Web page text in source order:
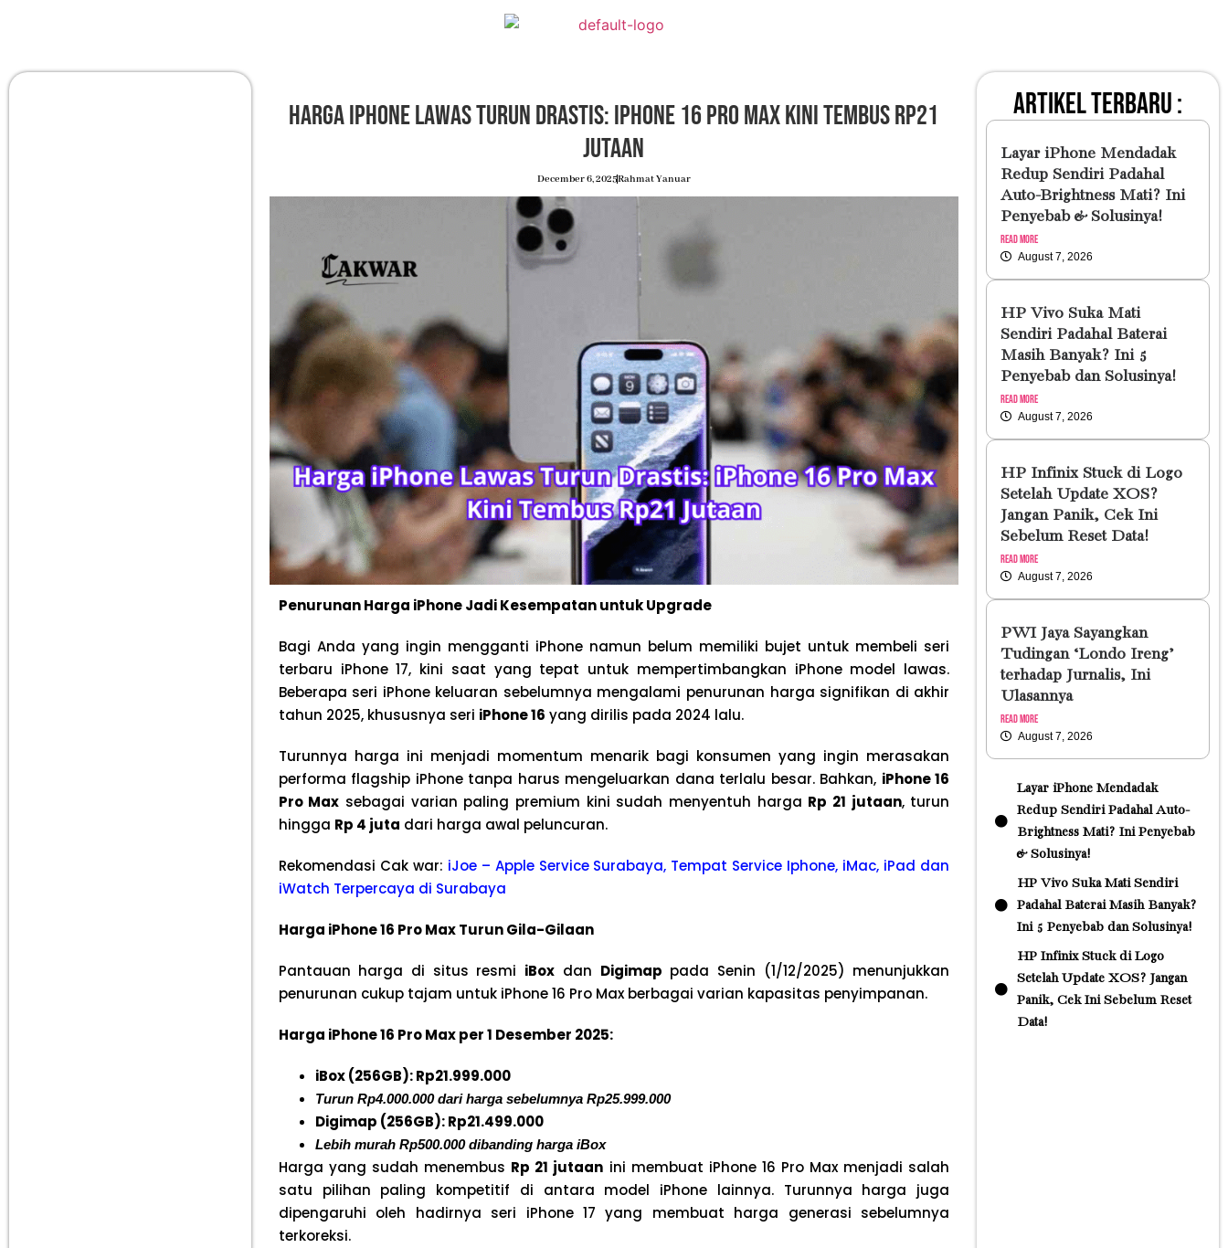
Harga iPhone Lawas Turun Drastis: iPhone 16 Pro Max Kini Tembus Rp21
Jutaan
December 6, 2025Rahmat Yanuar
Penurunan Harga iPhone Jadi Kesempatan untuk Upgrade
Bagi Anda yang ingin mengganti iPhone namun belum memiliki bujet untuk membeli seri
terbaru iPhone 17, kini saat yang tepat untuk mempertimbangkan iPhone model lawas.
Beberapa seri iPhone keluaran sebelumnya mengalami penurunan harga signifikan di akhir
tahun 2025, khususnya seri iPhone 16 yang dirilis pada 2024 lalu.
Turunnya harga ini menjadi momentum menarik bagi konsumen yang ingin merasakan
performa flagship iPhone tanpa harus mengeluarkan dana terlalu besar. Bahkan, iPhone 16
Pro Max sebagai varian paling premium kini sudah menyentuh harga Rp 21 jutaan, turun
hingga Rp 4 juta dari harga awal peluncuran.
Rekomendasi Cak war: iJoe – Apple Service Surabaya, Tempat Service Iphone, iMac, iPad dan
iWatch Terpercaya di Surabaya
Harga iPhone 16 Pro Max Turun Gila-Gilaan
Pantauan harga di situs resmi iBox dan Digimap pada Senin (1/12/2025) menunjukkan
penurunan cukup tajam untuk iPhone 16 Pro Max berbagai varian kapasitas penyimpanan.
Harga iPhone 16 Pro Max per 1 Desember 2025:
iBox (256GB): Rp21.999.000
Turun Rp4.000.000 dari harga sebelumnya Rp25.999.000
Digimap (256GB): Rp21.499.000
Lebih murah Rp500.000 dibanding harga iBox
Harga yang sudah menembus Rp 21 jutaan ini membuat iPhone 16 Pro Max menjadi salah
satu pilihan paling kompetitif di antara model iPhone lainnya. Turunnya harga juga
dipengaruhi oleh hadirnya seri iPhone 17 yang membuat harga generasi sebelumnya
terkoreksi.
artikel terbaru :
Layar iPhone Mendadak
Redup Sendiri Padahal
Auto-Brightness Mati? Ini
Penyebab & Solusinya!
Read More
August 7, 2026
HP Vivo Suka Mati
Sendiri Padahal Baterai
Masih Banyak? Ini 5
Penyebab dan Solusinya!
Read More
August 7, 2026
HP Infinix Stuck di Logo
Setelah Update XOS?
Jangan Panik, Cek Ini
Sebelum Reset Data!
Read More
August 7, 2026
PWI Jaya Sayangkan
Tudingan ‘Londo Ireng’
terhadap Jurnalis, Ini
Ulasannya
Read More
August 7, 2026
Layar iPhone Mendadak
Redup Sendiri Padahal Auto-
Brightness Mati? Ini Penyebab
& Solusinya!
HP Vivo Suka Mati Sendiri
Padahal Baterai Masih Banyak?
Ini 5 Penyebab dan Solusinya!
HP Infinix Stuck di Logo
Setelah Update XOS? Jangan
Panik, Cek Ini Sebelum Reset
Data!